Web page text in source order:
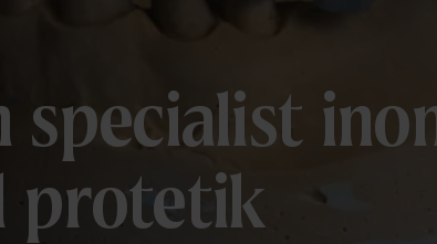
specialist
protetik